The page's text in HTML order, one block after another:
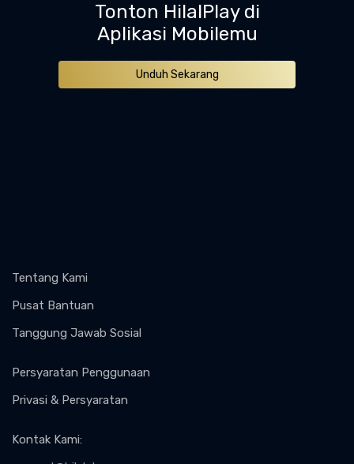
Tonton HilalPlay di
Aplikasi Mobilemu
Unduh Sekarang
Tentang Kami
Pusat Bantuan
Tanggung Jawab Sosial
Persyaratan Penggunaan
Privasi & Persyaratan
Kontak Kami: